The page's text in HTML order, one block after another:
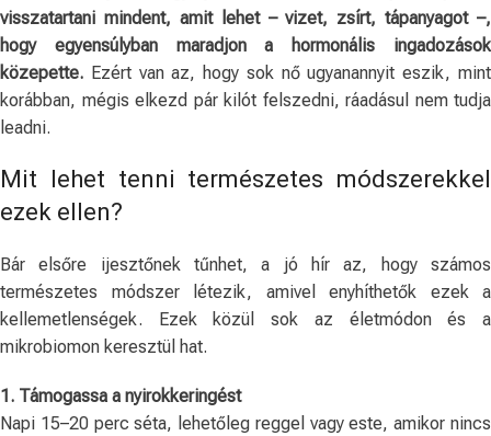
visszatartani mindent, amit lehet – vizet, zsírt, tápanyagot –,
hogy egyensúlyban maradjon a hormonális ingadozások
közepette. Ezért van az, hogy sok nő ugyanannyit eszik, mint
korábban, mégis elkezd pár kilót felszedni, ráadásul nem tudja
leadni.
Mit lehet tenni természetes módszerekkel
ezek ellen?
Bár elsőre ijesztőnek tűnhet, a jó hír az, hogy számos
természetes módszer létezik, amivel enyhíthetők ezek a
kellemetlenségek. Ezek közül sok az életmódon és a
mikrobiomon keresztül hat.
1. Támogassa a nyirokkeringést
Napi 15–20 perc séta, lehetőleg reggel vagy este, amikor nincs